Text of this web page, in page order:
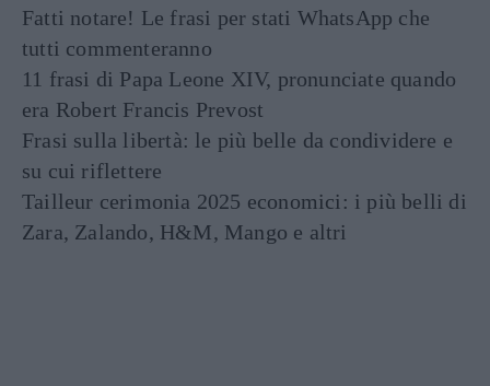
Fatti notare! Le frasi per stati WhatsApp che
tutti commenteranno
11 frasi di Papa Leone XIV, pronunciate quando
era Robert Francis Prevost
Frasi sulla libertà: le più belle da condividere e
su cui riflettere
Tailleur cerimonia 2025 economici: i più belli di
Zara, Zalando, H&M, Mango e altri